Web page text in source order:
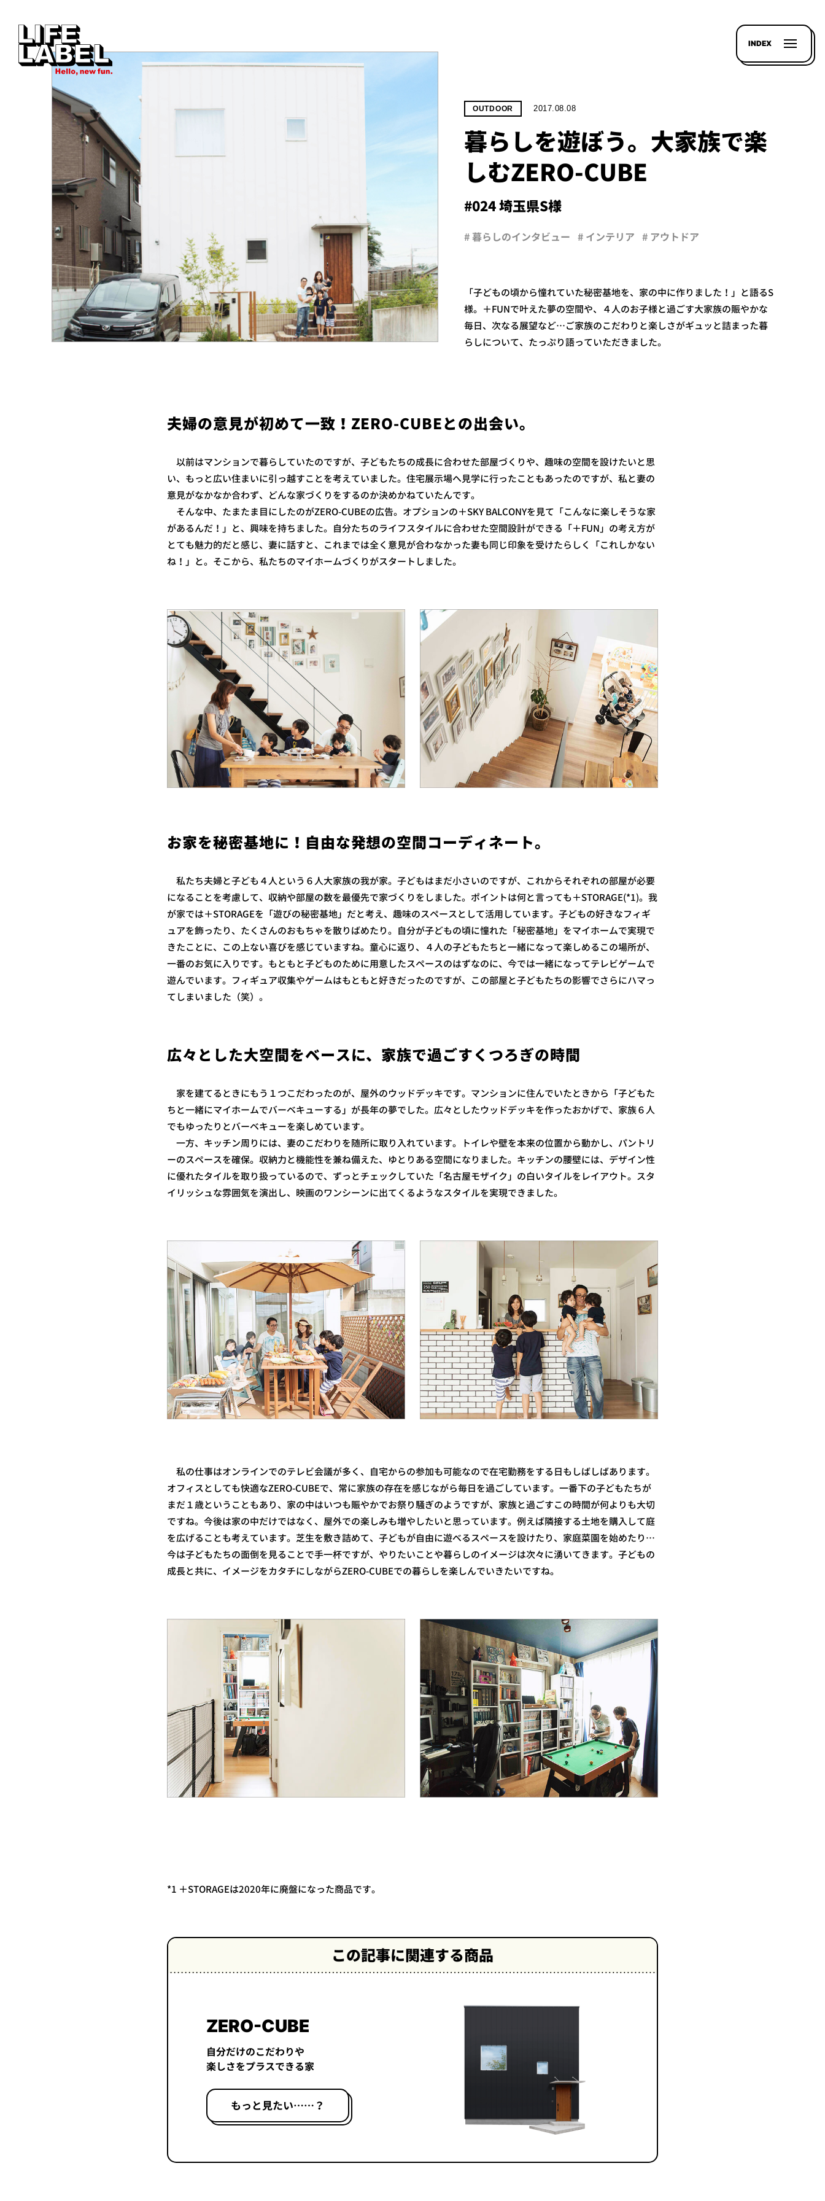
INDEX
OUTDOOR 2017.08.08
暮らしを遊ぼう。大家族で楽
しむZERO-CUBE
#024 埼玉県S様
# 暮らしのインタビュー # インテリア # アウトドア
「子どもの頃から憧れていた秘密基地を、家の中に作りました！」と語るS
様。＋FUNで叶えた夢の空間や、４人のお子様と過ごす大家族の賑やかな
毎日、次なる展望など…ご家族のこだわりと楽しさがギュッと詰まった暮
らしについて、たっぷり語っていただきました。
夫婦の意見が初めて一致！ZERO-CUBEとの出会い。
以前はマンションで暮らしていたのですが、子どもたちの成長に合わせた部屋づくりや、趣味の空間を設けたいと思
い、もっと広い住まいに引っ越すことを考えていました。住宅展示場へ見学に行ったこともあったのですが、私と妻の
意見がなかなか合わず、どんな家づくりをするのか決めかねていたんです。
そんな中、たまたま目にしたのがZERO-CUBEの広告。オプションの＋SKY BALCONYを見て「こんなに楽しそうな家
があるんだ！」と、興味を持ちました。自分たちのライフスタイルに合わせた空間設計ができる「＋FUN」の考え方が
とても魅力的だと感じ、妻に話すと、これまでは全く意見が合わなかった妻も同じ印象を受けたらしく「これしかない
ね！」と。そこから、私たちのマイホームづくりがスタートしました。
お家を秘密基地に！自由な発想の空間コーディネート。
私たち夫婦と子ども４人という６人大家族の我が家。子どもはまだ小さいのですが、これからそれぞれの部屋が必要
になることを考慮して、収納や部屋の数を最優先で家づくりをしました。ポイントは何と言っても＋STORAGE(*1)。我
が家では＋STORAGEを「遊びの秘密基地」だと考え、趣味のスペースとして活用しています。子どもの好きなフィギ
ュアを飾ったり、たくさんのおもちゃを散りばめたり。自分が子どもの頃に憧れた「秘密基地」をマイホームで実現で
きたことに、この上ない喜びを感じていますね。童心に返り、４人の子どもたちと一緒になって楽しめるこの場所が、
一番のお気に入りです。もともと子どものために用意したスペースのはずなのに、今では一緒になってテレビゲームで
遊んでいます。フィギュア収集やゲームはもともと好きだったのですが、この部屋と子どもたちの影響でさらにハマっ
てしまいました（笑）。
広々とした大空間をベースに、家族で過ごすくつろぎの時間
家を建てるときにもう１つこだわったのが、屋外のウッドデッキです。マンションに住んでいたときから「子どもた
ちと一緒にマイホームでバーベキューする」が長年の夢でした。広々としたウッドデッキを作ったおかげで、家族６人
でもゆったりとバーベキューを楽しめています。
一方、キッチン周りには、妻のこだわりを随所に取り入れています。トイレや壁を本来の位置から動かし、パントリ
ーのスペースを確保。収納力と機能性を兼ね備えた、ゆとりある空間になりました。キッチンの腰壁には、デザイン性
に優れたタイルを取り扱っているので、ずっとチェックしていた「名古屋モザイク」の白いタイルをレイアウト。スタ
イリッシュな雰囲気を演出し、映画のワンシーンに出てくるようなスタイルを実現できました。
私の仕事はオンラインでのテレビ会議が多く、自宅からの参加も可能なので在宅勤務をする日もしばしばあります。
オフィスとしても快適なZERO-CUBEで、常に家族の存在を感じながら毎日を過ごしています。一番下の子どもたちが
まだ１歳ということもあり、家の中はいつも賑やかでお祭り騒ぎのようですが、家族と過ごすこの時間が何よりも大切
ですね。今後は家の中だけではなく、屋外での楽しみも増やしたいと思っています。例えば隣接する土地を購入して庭
を広げることも考えています。芝生を敷き詰めて、子どもが自由に遊べるスペースを設けたり、家庭菜園を始めたり…
今は子どもたちの面倒を見ることで手一杯ですが、やりたいことや暮らしのイメージは次々に湧いてきます。子どもの
成長と共に、イメージをカタチにしながらZERO-CUBEでの暮らしを楽しんでいきたいですね。
*1 ＋STORAGEは2020年に廃盤になった商品です。
この記事に関連する商品
ZERO-CUBE
自分だけのこだわりや
楽しさをプラスできる家
もっと見たい……？